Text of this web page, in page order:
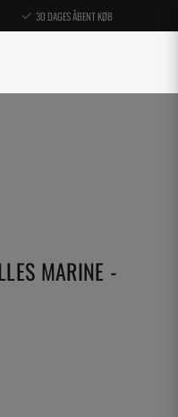
30 DAGES ÅBENT KØB
MARINE -